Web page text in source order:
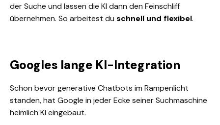
der Suche und lassen die KI dann den Feinschliff
übernehmen. So arbeitest du schnell und flexibel.
Googles lange KI-Integration
Schon bevor generative Chatbots im Rampenlicht
standen, hat Google in jeder Ecke seiner Suchmaschine
heimlich KI eingebaut.